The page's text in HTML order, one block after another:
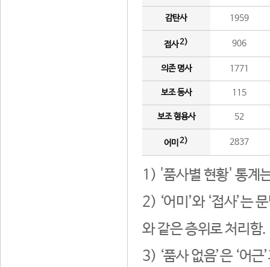
감탄사 1959
접사2) 906
의존 명사 1771
보조 동사 115
보조 형용사 52
어미 2) 2837
1) '품사별 현황' 통계
2) ‘어미’와 ‘접사’는
와 같은 층위로 처리함.
3) ‘품사 없음’은 ‘어